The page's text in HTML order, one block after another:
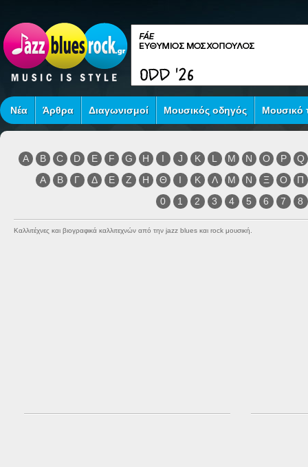
Νέα Άρθρα Διαγωνισμοί Μουσικός οδηγός Μουσικό
A B C D E F G H I J K L M N O P
Q
Α
Β Γ Δ Ε Ζ Η Θ Ι Κ Λ Μ Ν Ξ Ο
Π
0
1 2 3 4 5 6 7 8
Καλλιτέχνες και βιογραφικά καλλιτεχνών από την jazz blues και rock μουσική.